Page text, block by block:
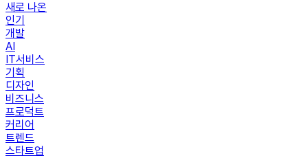
새로 나온
인기
개발
AI
IT서비스
기획
디자인
비즈니스
프로덕트
커리어
트렌드
스타트업